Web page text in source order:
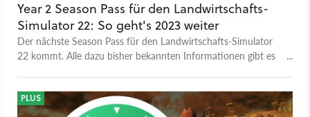
Year 2 Season Pass für den Landwirtschafts-
Simulator 22: So geht's 2023 weiter
Der nächste Season Pass für den Landwirtschafts-Simulator
22 kommt. Alle dazu bisher bekannten Informationen gibt es
PLUS